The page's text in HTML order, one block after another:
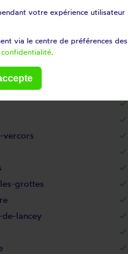
vercors
grottes
lancey
votre expérience utilisateur
via le centre de préférences des